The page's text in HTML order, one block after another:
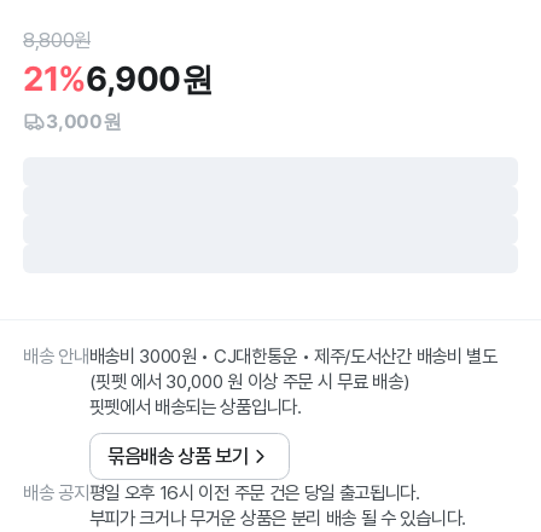
8,800원
21%6,900원
3,000원
배송 안내배송비 3000원 • CJ대한통운 • 제주/도서산간 배송비 별도
(핏펫 에서 30,000 원 이상 주문 시 무료 배송)
핏펫에서 배송되는 상품입니다.
묶음배송 상품 보기
배송 공지 평일 오후 16시 이전 주문 건은 당일 출고됩니다.
부피가 크거나 무거운 상품은 분리 배송 될 수 있습니다.